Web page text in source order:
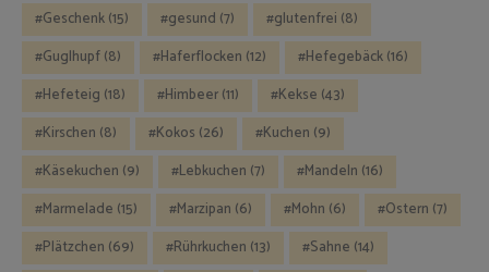
Geschenk(15) gesund (7) glutenfrei (8)
Guglhupf(8) Haferflocken (12) Hefegebäck(16)
Hefeteig (18) Himbeer(11) Kekse (43)
Kirschen (8) Kokos (26) Kuchen (9)
Käsekuchen (9) Lebkuchen (7) Mandeln (16)
Marmelade (15) Marzipan (6) Mohn (6) Ostern (7)
Plätzchen (69) Rührkuchen (13) Sahne (14)